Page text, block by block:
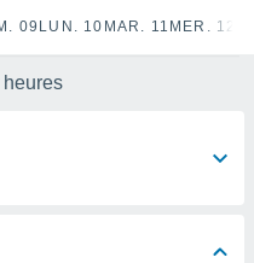
09 LUN. 10 MAR. 11 MER. 12